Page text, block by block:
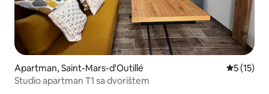
Apartman, Saint-Mars-d'Outillé Prosečna
5 (15)
Studio apartman T1 sa dvorištem